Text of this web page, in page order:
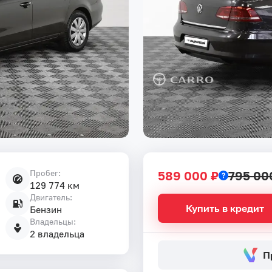
589 000 ₽ 795
Купить в кредит
Пробег:
129 774 км
Двигатель:
Бензин
Владельцы:
2 владельца